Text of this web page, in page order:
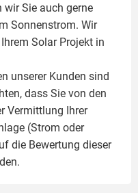
Sie auch gerne
Sonnenstrom. Wir
Solar Projekt in
unserer Kunden sind
dass Sie von den
Vermittlung Ihrer
(Strom oder
die Bewertung dieser